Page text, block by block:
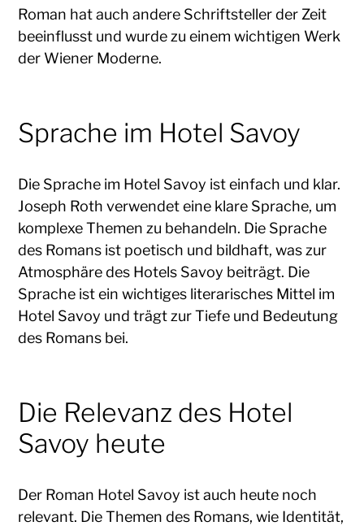
Roman hat auch andere Schriftsteller der Zeit
beeinflusst und wurde zu einem wichtigen Werk
der Wiener Moderne.
Sprache im Hotel Savoy
Die Sprache im Hotel Savoy ist einfach und klar.
Joseph Roth verwendet eine klare Sprache, um
komplexe Themen zu behandeln. Die Sprache
des Romans ist poetisch und bildhaft, was zur
Atmosphäre des Hotels Savoy beiträgt. Die
Sprache ist ein wichtiges literarisches Mittel im
Hotel Savoy und trägt zur Tiefe und Bedeutung
des Romans bei.
Die Relevanz des Hotel
Savoy heute
Der Roman Hotel Savoy ist auch heute noch
relevant. Die Themen des Romans, wie Identität,